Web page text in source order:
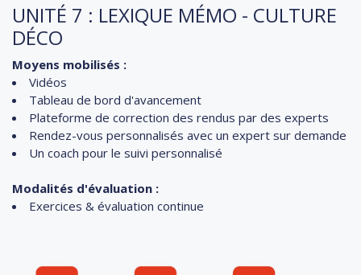
UNITÉ 7 : LEXIQUE MÉMO - CULTURE
DÉCO
Moyens mobilisés :
Vidéos
Tableau de bord d'avancement
Plateforme de correction des rendus par des experts
Rendez-vous personnalisés avec un expert sur demande
Un coach pour le suivi personnalisé
Modalités d'évaluation :
Exercices & évaluation continue